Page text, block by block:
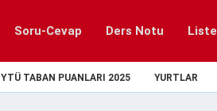
Soru-Cevap Ders Notu Liste
YTÜ TABAN PUANLARI 2025 YURTLAR